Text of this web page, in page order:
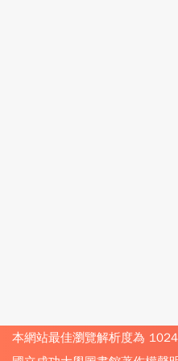
本網站最佳瀏覽解析度為